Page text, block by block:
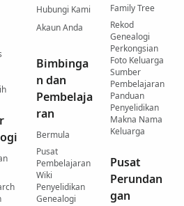
Hubungi Kami
Akaun Anda
Bimbinga
n dan
Pembelaja
ran
Bermula
Pusat
Pembelajaran
Wiki
Penyelidikan
Genealogi
Family Tree
Rekod
Genealogi
Perkongsian
Foto Keluarga
Sumber
Pembelajaran
Panduan
Penyelidikan
Makna Nama
Keluarga
Pusat
Perundan
gan